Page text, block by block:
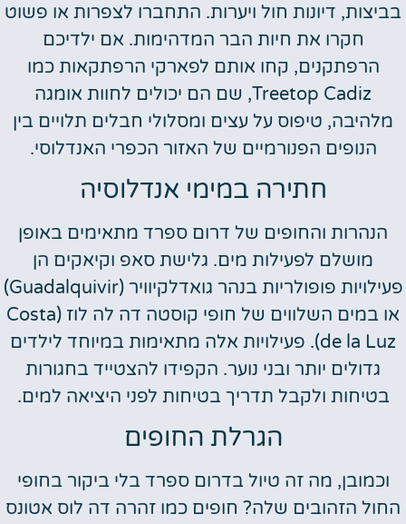
דיונות חול ויערות. התחברו לצפרות או פשוט
חקרו את חיות הבר המדהימות. אם ילדיכם
הרפתקנים, קחו אותם לפארקי הרפתקאות כמו
Treetop Cadiz, שם הם יכולים לחוות אומגה
מלהיבה, טיפוס על עצים ומסלולי חבלים תלויים בין
הנופים הפנורמיים של האזור הכפרי האנדלוסי.
חתירה במימי אנדלוסיה
הנהרות והחופים של דרום ספרד מתאימים באופן
מושלם לפעילות מים. גלישת סאפ וקיאקים הן
פעילויות פופולריות בנהר גואדלקיוויר (Guadalquivir)
או במים השלווים של חופי קוסטה דה לה לוז (Costa
de la Luz). פעילויות אלה מתאימות במיוחד לילדים
גדולים יותר ובני נוער. הקפידו להצטייד בחגורות
בטיחות ולקבל תדריך בטיחות לפני היציאה למים.
הגרלת החופים
וכמובן, מה זה טיול בדרום ספרד בלי ביקור בחופי
הזהובים שלה? חופים כמו זהרה דה לוס אטונס